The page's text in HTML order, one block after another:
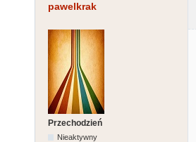
pawelkrak
Przechodzień
Nieaktywny